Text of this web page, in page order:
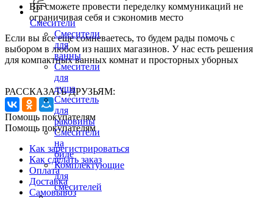
Смесители
Смесители
для
ванны
Смесители
для
душа
Смеситель
для
раковины
Смесители
на
биде
Комплектующие
для
смесителей
Вы сможете провести переделку коммуникаций не
ограничивая себя и сэкономив место
Если вы все еще сомневаетесь, то будем рады помочь с
выбором в любом из наших магазинов. У нас есть решения
для компактных ванных комнат и просторных уборных
РАССКАЗАТЬ ДРУЗЬЯМ:
Помощь покупателям
Помощь покупателям
Как зарегистрироваться
Как сделать заказ
Оплата
Доставка
Самовывоз